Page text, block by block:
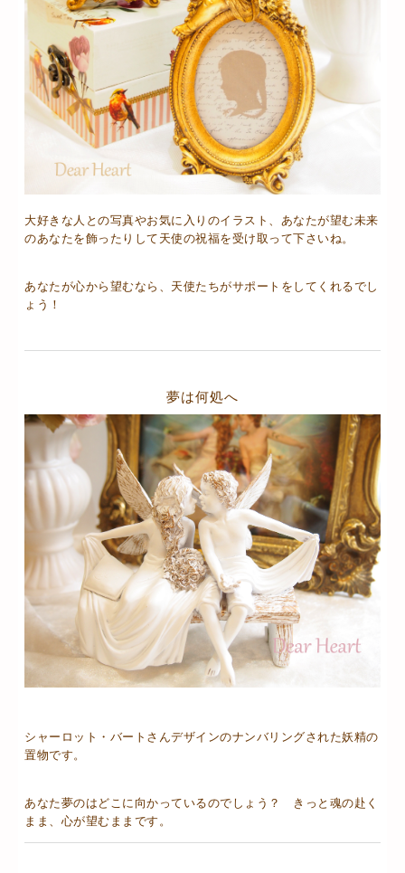
大好きな人との写真やお気に入りのイラスト、あなたが望む未来
のあなたを飾ったりして天使の祝福を受け取って下さいね。
あなたが心から望むなら、天使たちがサポートをしてくれるでし
ょう！
夢は何処へ
シャーロット・バートさんデザインのナンバリングされた妖精の
置物です。
あなた夢のはどこに向かっているのでしょう？ きっと魂の赴く
まま、心が望むままです。